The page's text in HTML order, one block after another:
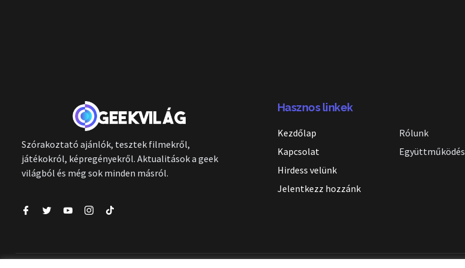
Szórakoztató ajánlók, tesztek filmekről,
játékokról, képregényekről. Aktualitások a geek
világból és még sok minden másról.
Hasznos linkek
Kezdőlap
Kapcsolat
Hirdess velünk
Jelentkezz hozzánk
Rólunk
Együttműködés